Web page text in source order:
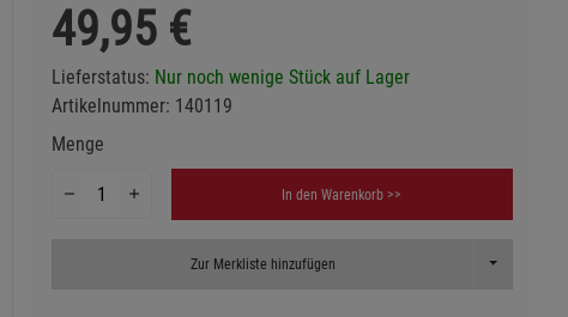
49,95 €
Lieferstatus: Nur noch wenige Stück auf Lager
Artikelnummer: 140119
Menge
In den Warenkorb >>
Zur Merkliste hinzufügen Toggle